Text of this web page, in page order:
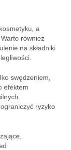
a
również
na składniki
swędzeniem,
efektem
ryzyko